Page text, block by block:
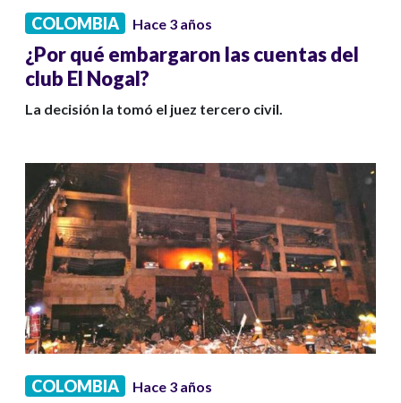
COLOMBIA Hace 3 años
¿Por qué embargaron las cuentas del
club El Nogal?
La decisión la tomó el juez tercero civil.
COLOMBIA Hace 3 años